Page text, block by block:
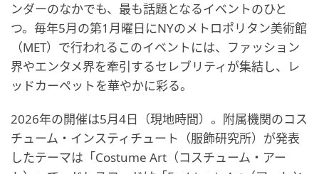
ンダーのなかでも、最も話題となるイベントのひと
つ。毎年5月の第1月曜日にNYのメトロポリタン美術館
（MET）で行われるこのイベントには、ファッション
界やエンタメ界を牽引するセレブリティが集結し、レ
ッドカーペットを華やかに彩る。
2026年の開催は5月4日（現地時間）。附属機関のコス
チューム・インスティチュート（服飾研究所）が発表
したテーマは「Costume Art（コスチューム・アー